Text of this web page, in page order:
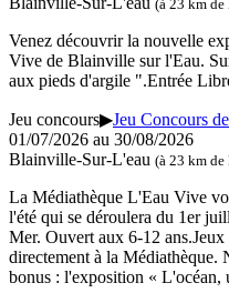
(à 23 km
Venez découvrir la nouvelle
Vive de Blainville sur l'Eau.
aux pieds d'argile ".Entrée
Jeu concours▶Jeu Concours
01/07/2026 au 30/08/2026
Blainville-Sur-L'eau (à 23 km
La Médiathèque L'Eau Vive
l'été qui se déroulera du 1er
Mer. Ouvert aux 6-12
directement à la Médiathèque.
bonus : l'exposition « L'océan,